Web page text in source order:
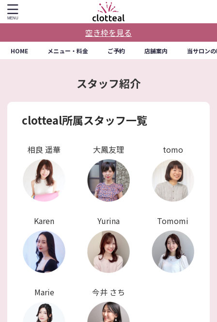
空き枠を見る
HOME メニュー・料金 ご予約 店舗案内 当サロン
スタッフ紹介
clotteal所属スタッフ一覧
相良 遥華 大鳳友理 tomo
Karen Yurina Tomomi
Marie 今井 さち